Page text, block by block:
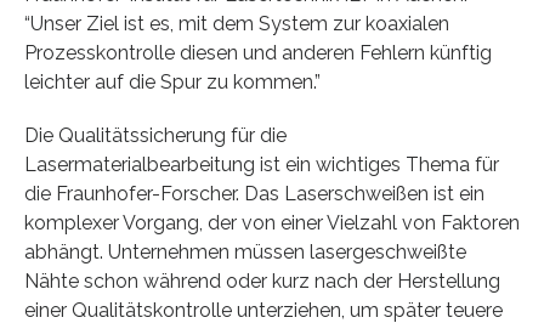
“Unser Ziel ist es, mit dem System zur koaxialen
Prozesskontrolle diesen und anderen Fehlern künftig
leichter auf die Spur zu kommen.”
Die Qualitätssicherung für die
Lasermaterialbearbeitung ist ein wichtiges Thema für
die Fraunhofer-Forscher. Das Laserschweißen ist ein
komplexer Vorgang, der von einer Vielzahl von Faktoren
abhängt. Unternehmen müssen lasergeschweißte
Nähte schon während oder kurz nach der Herstellung
einer Qualitätskontrolle unterziehen, um später teuere